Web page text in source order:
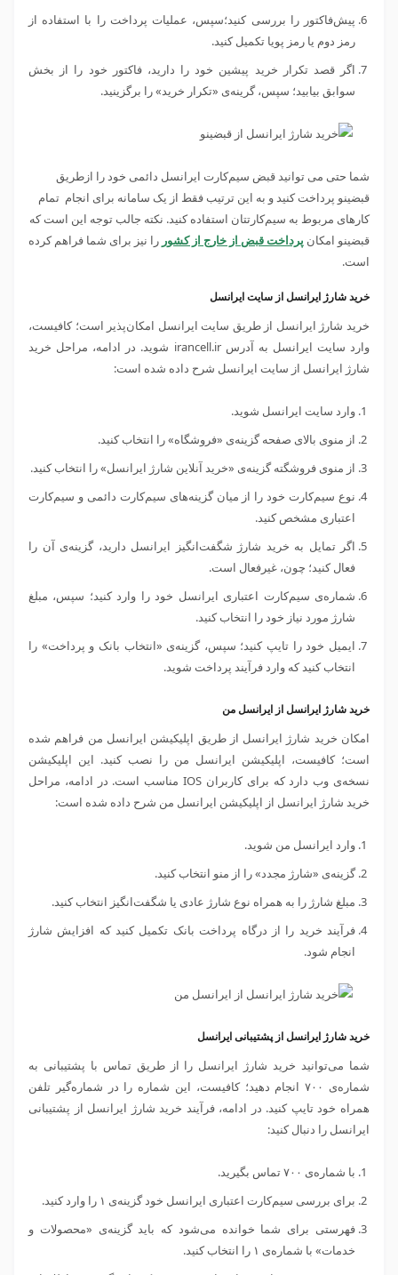
پیش‌فاکتور را بررسی کنید؛سپس، عملیات پرداخت را با استفاده از
رمز دوم یا رمز پویا تکمیل کنید.
اگر قصد تکرار خرید پیشین خود را دارید، فاکتور خود را از بخش
سوابق بیابید؛ سپس، گرینه‌ی «تکرار خرید» را برگزینید.
شما حتی می توانید قبض سیم‌کارت ایرانسل دائمی خود را ازطریق
قبضینو پرداخت کنید و به این ترتیب فقط از یک سامانه برای انجام تمام
کارهای مربوط به سیم‌کارتتان استفاده کنید. نکته جالب توجه این است که
قبضینو امکان پرداخت قبض از خارج از کشور را نیز برای شما فراهم کرده
است.
خرید شارژ ایرانسل از سایت ایرانسل
خرید شارژ ایرانسل از طریق سایت ایرانسل امکان‌پذیر است؛ کافیست،
وارد سایت ایرانسل به آدرس irancell.ir شوید. در ادامه، مراحل خرید
شارژ ایرانسل از سایت ایرانسل شرح داده شده است:
وارد سایت ایرانسل شوید.
از منوی بالای صفحه گزینه‌ی «فروشگاه» را انتخاب کنید.
از منوی فروشگته گزینه‌ی «خرید آنلاین شارژ ایرانسل» را انتخاب کنید.
نوع سیم‌کارت خود را از میان گزینه‌های سیم‌کارت دائمی و سیم‌کارت
اعتباری مشخص کنید.
اگر تمایل به خرید شارژ شگفت‌انگیز ایرانسل دارید، گزینه‌ی آن را
فعال کنید؛ چون، غیرفعال است.
شماره‌ی سیم‌کارت اعتباری ایرانسل خود را وارد کنید؛ سپس، مبلغ
شارژ مورد نیاز خود را انتخاب کنید.
ایمیل خود را تایپ کنید؛ سپس، گزینه‌ی «انتخاب بانک و پرداخت» را
انتخاب کنید که وارد فرآیند پرداخت شوید.
خرید شارژ ایرانسل از ایرانسل من
امکان خرید شارژ ایرانسل از طریق اپلیکیشن ایرانسل من فراهم شده
است؛ کافیست، اپلیکیشن ایرانسل من را نصب کنید. این اپلیکیشن
نسخه‌ی وب دارد که برای کاربران IOS مناسب است. در ادامه، مراحل
خرید شارژ ایرانسل از اپلیکیشن ایرانسل من شرح داده شده است:
وارد ایرانسل من شوید.
گزینه‌ی «شارژ مجدد» را از منو انتخاب کنید.
مبلغ شارژ را به همراه نوع شارژ عادی یا شگفت‌انگیز انتخاب کنید.
فرآیند خرید را از درگاه پرداخت بانک تکمیل کنید که افزایش شارژ
انجام شود.
خرید شارژ ایرانسل از پشتیبانی ایرانسل
شما می‌توانید خرید شارژ ایرانسل را از طریق تماس با پشتیبانی به
شماره‌ی ۷۰۰ انجام دهید؛ کافیست، این شماره را در شماره‌گیر تلفن
همراه خود تایپ کنید. در ادامه، فرآیند خرید شارژ ایرانسل از پشتیبانی
ایرانسل را دنبال کنید:
با شماره‌ی ۷۰۰ تماس بگیرید.
برای بررسی سیم‌کارت اعتباری ایرانسل خود گزینه‌ی ۱ را وارد کنید.
فهرستی برای شما خوانده می‌شود که باید گزینه‌ی «محصولات و
خدمات» با شماره‌ی ۱ را انتخاب کنید.